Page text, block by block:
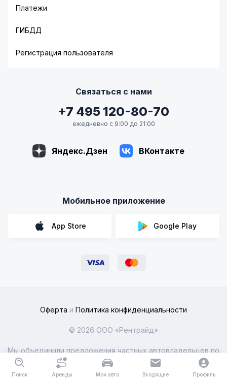
Платежи
ГИБДД
Регистрация пользователя
Связаться с нами
+7 495 120-80-70
ежедневно с 9:00 до 21:00
Яндекс.Дзен ВКонтакте
Мобильное приложение
App Store Google Play
Оферта и Политика конфиденциальности
© 2026 ООО «Рентрайд»
Мы объединили предложения частных автовладельцев по
всей России
Поиск Аренды Мои авто Входящие Профиль